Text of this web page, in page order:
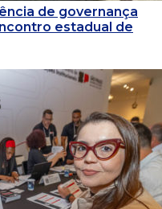
de governança
estadual de